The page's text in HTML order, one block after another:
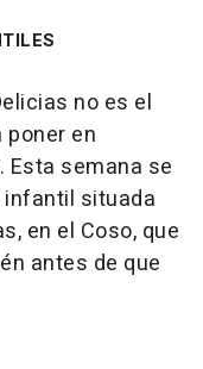
no es el
poner en
semana se
situada
en el Coso, que
antes de que